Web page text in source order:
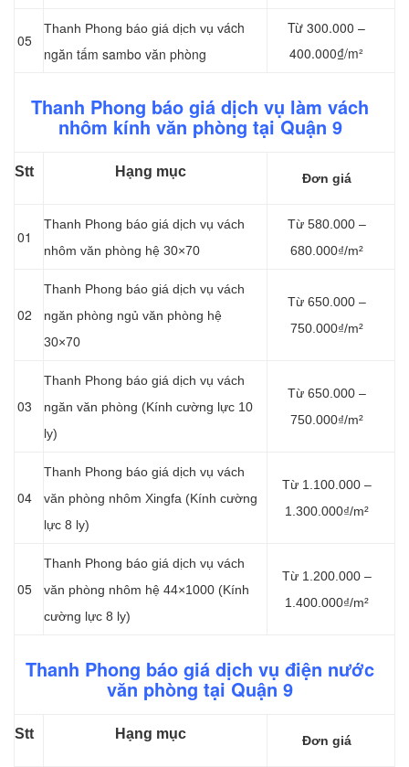
05
Thanh Phong báo giá dịch vụ vách
ngăn tấm sambo văn phòng
Từ 300.000 –
400.000₫/m²
Thanh Phong báo giá dịch vụ làm vách
nhôm kính văn phòng tại Quận 9
Stt Hạng mục Đơn giá
01
Thanh Phong báo giá dịch vụ vách
nhôm văn phòng hệ 30×70
Từ 580.000 –
680.000₫/m²
02
Thanh Phong báo giá dịch vụ vách
ngăn phòng ngủ văn phòng hệ
30×70
Từ 650.000 –
750.000₫/m²
03
Thanh Phong báo giá dịch vụ vách
ngăn văn phòng (Kính cường lực 10
ly)
Từ 650.000 –
750.000₫/m²
04
Thanh Phong báo giá dịch vụ vách
văn phòng nhôm Xingfa (Kính cường
lực 8 ly)
Từ 1.100.000 –
1.300.000₫/m²
05
Thanh Phong báo giá dịch vụ vách
văn phòng nhôm hệ 44×1000 (Kính
cường lực 8 ly)
Từ 1.200.000 –
1.400.000₫/m²
Thanh Phong báo giá dịch vụ điện nước
văn phòng tại Quận 9
Stt Hạng mục Đơn giá